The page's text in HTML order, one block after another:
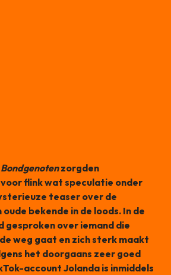
zorgden
flink wat speculatie onder
teaser over de
bekende in de loods. In de
gesproken over iemand die
weg gaat en zich sterk maakt
het doorgaans zeer goed
account Jolanda is inmiddels